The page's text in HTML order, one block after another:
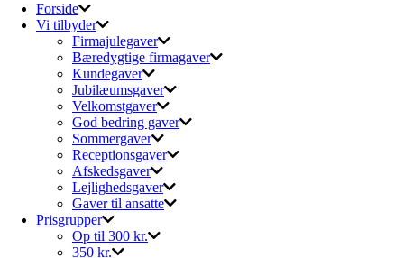
Forside
Vi tilbyder
Firmajulegaver
Bæredygtige firmagaver
Kundegaver
Jubilæumsgaver
Velkomstgaver
God bedring gaver
Sommergaver
Receptionsgaver
Afskedsgaver
Lejlighedsgaver
Gaver til ansatte
Prisgrupper
Op til 300 kr.
350 kr.